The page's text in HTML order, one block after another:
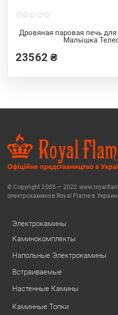
Дровяная паровая печь
Малышка
u
f
5
23562₴
© Copyright 2005 — 2022
электрокаминов Royal Flame в
Электрокамины
Каминокомплекты
Напольные Электрокамины
Встраиваемые
Настенные Камины
Каминные Топки